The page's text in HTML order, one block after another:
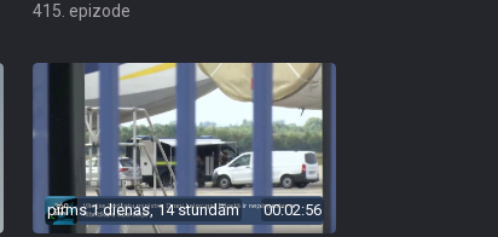
415. epizode
pirms 1 dienas, 14 stundām 00:02:56